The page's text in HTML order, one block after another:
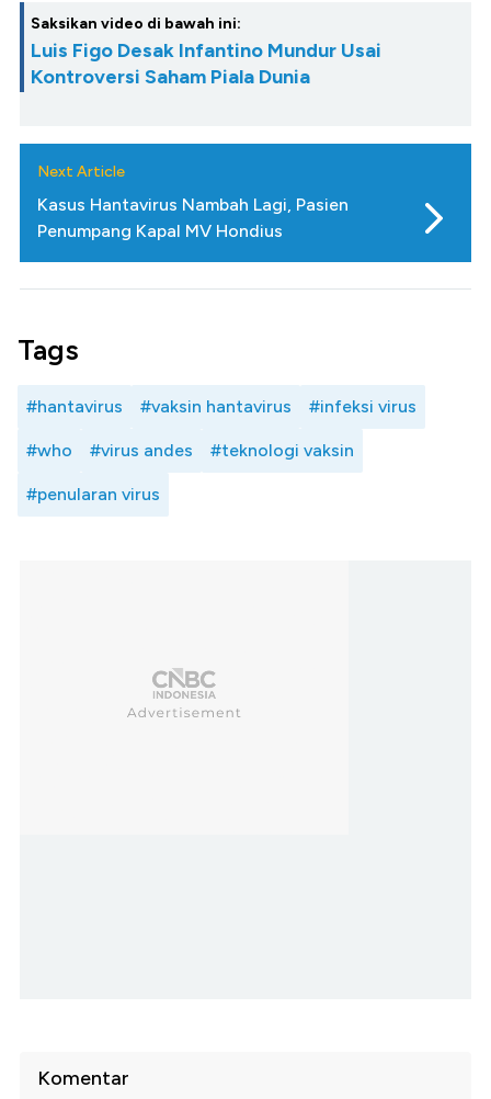
Saksikan video di bawah ini:
Luis Figo Desak Infantino Mundur Usai
Kontroversi Saham Piala Dunia
Next Article
Kasus Hantavirus Nambah Lagi, Pasien
Penumpang Kapal MV Hondius
Tags
#hantavirus #vaksin hantavirus #infeksi virus
#who #virus andes #teknologi vaksin
#penularan virus
Komentar